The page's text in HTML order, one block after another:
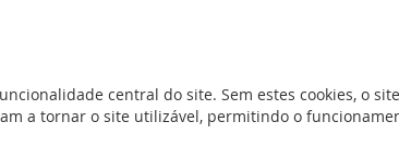
central do site. Sem estes cookies, o
a tornar o site utilizável, permitindo o